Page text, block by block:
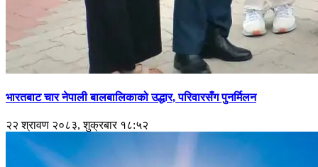
भारतबाट चार नेपाली बालबालिकाको उद्धार, परिवारसँग पुनर्मिलन
२२ श्रावण २०८३, शुक्रबार १८:५२